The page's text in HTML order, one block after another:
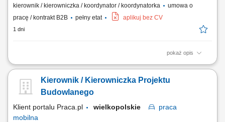
kierownik / kierowniczka / koordynator / koordynatorka
umowa o
pracę / kontrakt B2B
pełny etat aplikuj bez CV
1 dni
pokaż opis
kierowanie i nadzorowanie prac budowlanych zgodnie z dokumentacją
terminowości wykonywanych robót; zarządzanie zespołem
pracowników oraz podwykonawcami; optymalizacja technologiczno-
Kierownik / Kierowniczka Projektu
Budowlanego
Klient portalu Praca.pl wielkopolskie
praca
mobilna